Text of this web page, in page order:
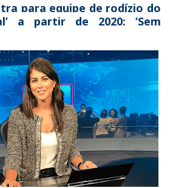
para equipe de rodízio do
a partir de 2020: ‘Sem